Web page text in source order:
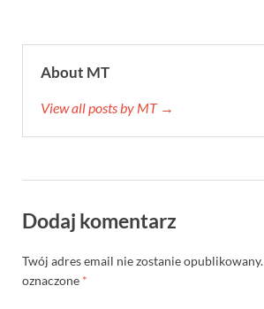
About MT
View all posts by MT →
Dodaj komentarz
Twój adres email nie zostanie opublikowany.
oznaczone *